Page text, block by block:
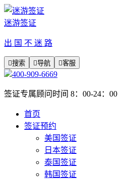
迷游签证
出 国 不 迷 路
搜索 导航 客服
400-909-6669
签证专属顾问时间 8：00-24：00
首页
签证预约
美国签证
日本签证
泰国签证
韩国签证